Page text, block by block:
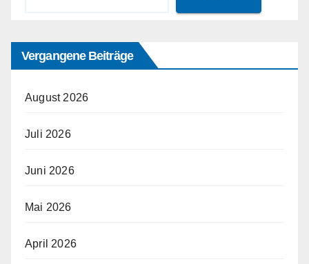
Vergangene Beiträge
August 2026
Juli 2026
Juni 2026
Mai 2026
April 2026